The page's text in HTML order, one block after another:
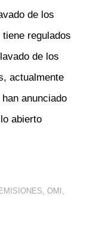
de los
regulados
de los
actualmente
anunciado
abierto
OMI